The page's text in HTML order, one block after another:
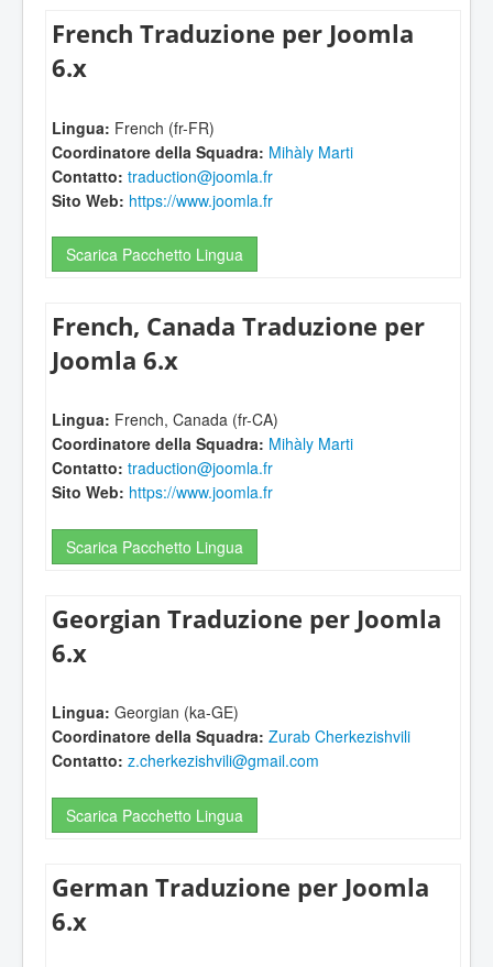
French Traduzione per Joomla
6.x
Lingua: French (fr-FR)
Coordinatore della Squadra: Mihàly Marti
Contatto: traduction@joomla.fr
Sito Web: https://www.joomla.fr
Scarica Pacchetto Lingua
French, Canada Traduzione per
Joomla 6.x
Lingua: French, Canada (fr-CA)
Coordinatore della Squadra: Mihàly Marti
Contatto: traduction@joomla.fr
Sito Web: https://www.joomla.fr
Scarica Pacchetto Lingua
Georgian Traduzione per Joomla
6.x
Lingua: Georgian (ka-GE)
Coordinatore della Squadra: Zurab Cherkezishvili
Contatto: z.cherkezishvili@gmail.com
Scarica Pacchetto Lingua
German Traduzione per Joomla
6.x